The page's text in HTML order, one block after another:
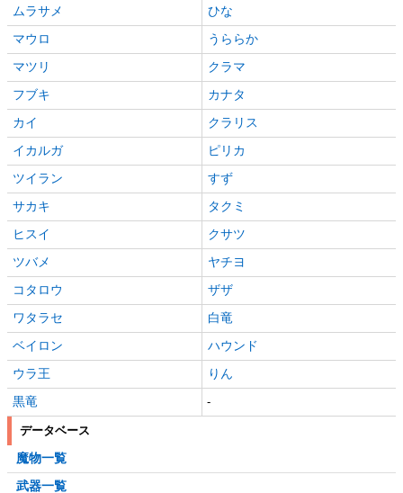
ムラサメ
ひな
マウロ
うららか
マツリ
クラマ
フブキ
カナタ
カイ
クラリス
イカルガ
ピリカ
ツイラン
すず
サカキ
タクミ
ヒスイ
クサツ
ツバメ
ヤチヨ
コタロウ
ザザ
ワタラセ
白竜
ベイロン
ハウンド
ウラ王
りん
黒竜
-
データベース
魔物一覧
武器一覧